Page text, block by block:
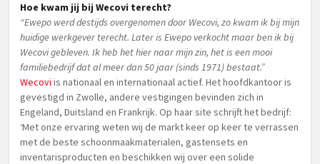
Hoe kwam jij bij Wecovi terecht?
“Ewepo werd destijds overgenomen door Wecovi, zo kwam ik bij mijn
huidige werkgever terecht. Later is Ewepo verkocht maar ben ik bij
Wecovi gebleven. Ik heb het hier naar mijn zin, het is een mooi
familiebedrijf dat al meer dan 50 jaar (sinds 1971) bestaat.”
Wecovi is nationaal en internationaal actief. Het hoofdkantoor is
gevestigd in Zwolle, andere vestigingen bevinden zich in
Engeland, Duitsland en Frankrijk. Op haar site schrijft het bedrijf:
‘Met onze ervaring weten wij de markt keer op keer te verrassen
met de beste schoonmaakmaterialen, gastensets en
inventarisproducten en beschikken wij over een solide